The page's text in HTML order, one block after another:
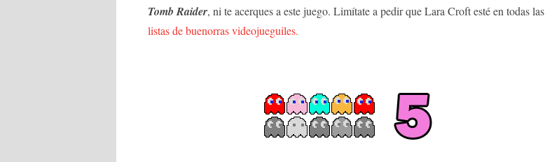
Tomb Raider, ni te acerques a este juego. Limítate a pedir que Lara Croft esté en todas las
listas de buenorras videojueguiles.